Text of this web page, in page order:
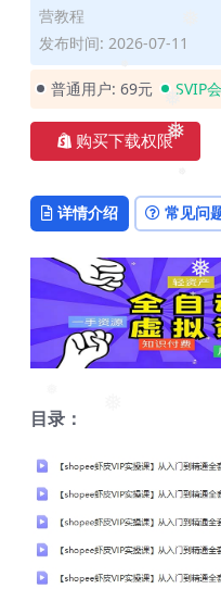
❅
❅
❅
❅
❅
❅
❅
营教程
发布时间: 2026-07-11
普通用户: 69元 SVIP
购买下载权限
详情介绍 常见问
目录：